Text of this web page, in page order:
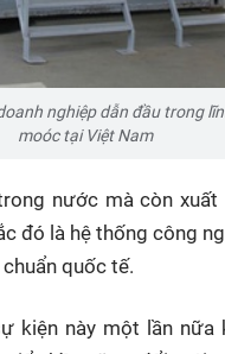
nghiệp dẫn đầu trong
moóc tại Việt Nam
nước mà còn
đó là hệ thống công
quốc tế.
kiện này một lần